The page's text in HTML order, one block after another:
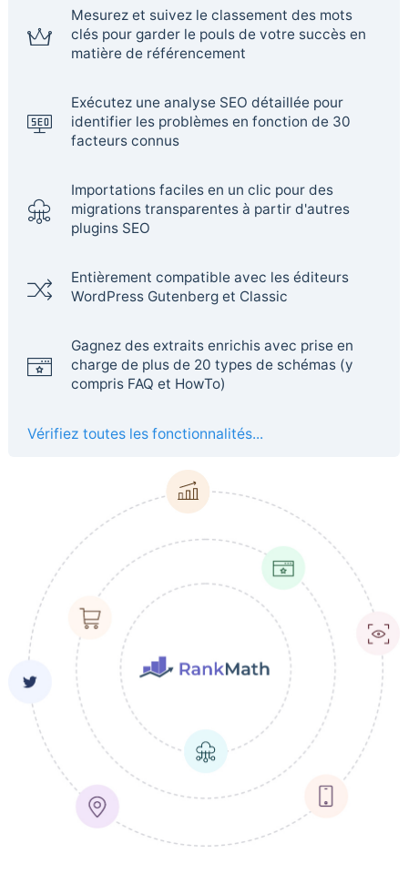
Mesurez et suivez le classement des mots
clés pour garder le pouls de votre succès en
matière de référencement
Exécutez une analyse SEO détaillée pour
identifier les problèmes en fonction de 30
facteurs connus
Importations faciles en un clic pour des
migrations transparentes à partir d'autres
plugins SEO
Entièrement compatible avec les éditeurs
WordPress Gutenberg et Classic
Gagnez des extraits enrichis avec prise en
charge de plus de 20 types de schémas (y
compris FAQ et HowTo)
Vérifiez toutes les fonctionnalités...